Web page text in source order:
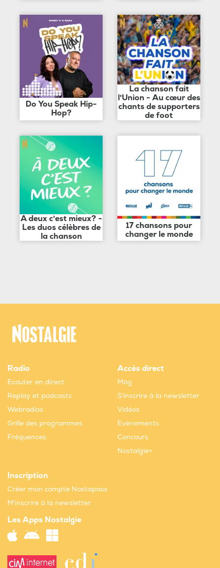
Do You Speak Hip-
Hop?
La chanson fait
l'Union - Au cœur des
chants de supporters
de foot
A deux c'est mieux? -
Les duos célèbres de
la chanson
17 chansons pour
changer le monde
Radio
Ecouter en direct
Replay et podcasts
Webradios
Grille des programmes
Fréquences
Accès direct
Mag
S'inscrire à la newsletter
Vidéos
Evènements
Concours
Nostalgie+
Inscription
Créer mon compte Nostapass
M'inscrire à la newsletter
Les Apps Nostalgie